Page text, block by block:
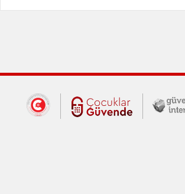
Dış Bağlantılar
Cumhurbaşkanlığı